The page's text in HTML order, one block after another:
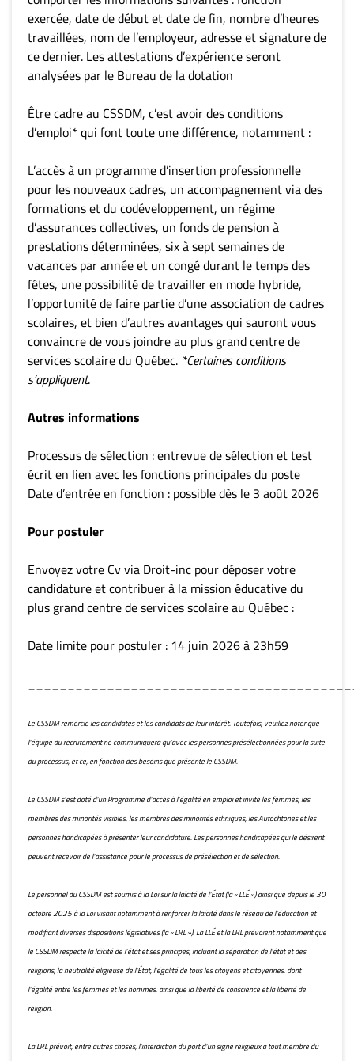
exercée, date de début et date de fin, nombre d’heures
travaillées, nom de l’employeur, adresse et signature de
ce dernier. Les attestations d’expérience seront
analysées par le Bureau de la dotation
Être cadre au CSSDM, c’est avoir des conditions
d’emploi* qui font toute une différence, notamment :
L’accès à un programme d’insertion professionnelle
pour les nouveaux cadres, un accompagnement via des
formations et du codéveloppement, un régime
d’assurances collectives, un fonds de pension à
prestations déterminées, six à sept semaines de
vacances par année et un congé durant le temps des
fêtes, une possibilité de travailler en mode hybride,
l’opportunité de faire partie d’une association de cadres
scolaires, et bien d’autres avantages qui sauront vous
convaincre de vous joindre au plus grand centre de
services scolaire du Québec. *Certaines conditions
s’appliquent.
Autres informations
Processus de sélection : entrevue de sélection et test
écrit en lien avec les fonctions principales du poste
Date d’entrée en fonction : possible dès le 3 août 2026
Pour postuler
Envoyez votre Cv via Droit-inc pour déposer votre
candidature et contribuer à la mission éducative du
plus grand centre de services scolaire au Québec :
Date limite pour postuler : 14 juin 2026 à 23h59
Le CSSDM remercie les candidates et les candidats de leur intérêt. Toutefois, veuillez noter que
l'équipe du recrutement ne communiquera qu'avec les personnes présélectionnées pour la suite
du processus, et ce, en fonction des besoins que présente le CSSDM.
Le CSSDM s’est doté d’un Programme d’accès à l’égalité en emploi et invite les femmes, les
membres des minorités visibles, les membres des minorités ethniques, les Autochtones et les
personnes handicapées à présenter leur candidature. Les personnes handicapées qui le désirent
peuvent recevoir de l’assistance pour le processus de présélection et de sélection.
Le personnel du CSSDM est soumis à la Loi sur la laïcité de l’État (la « LLÉ ») ainsi que depuis le 30
octobre 2025 à la Loi visant notamment à renforcer la laïcité dans le réseau de l’éducation et
modifiant diverses dispositions législatives (la « LRL »). La LLÉ et la LRL prévoient notamment que
le CSSDM respecte la laïcité de l’état et ses principes, incluant la séparation de l’état et des
religions, la neutralité eligieuse de l’État, l’égalité de tous les citoyens et citoyennes, dont
l’égalité entre les femmes et les hommes, ainsi que la liberté de conscience et la liberté de
religion.
La LRL prévoit, entre autres choses, l’interdiction du port d’un signe religieux à tout membre du